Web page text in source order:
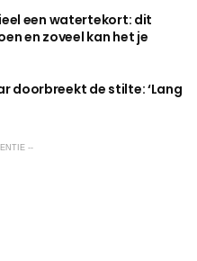
een watertekort: dit
en zoveel kan het je
doorbreekt de stilte: ‘Lang
--